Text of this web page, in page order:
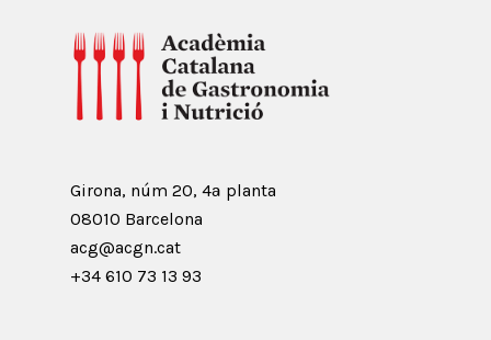
Girona, núm 20, 4ª planta
08010 Barcelona
acg@acgn.cat
+34 610 73 13 93